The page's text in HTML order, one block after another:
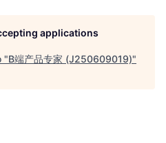
applications
"B端产品专家 (J250609019)"